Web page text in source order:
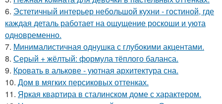
6. Эстетичный интерьер небольшой кухни - гостиной, где
каждая деталь работает на ощущение роскоши и уюта
одновременно.
7. Минималистичная однушка с глубокими акцентами.
8. Серый + жёлтый: формула тёплого баланса.
9. Кровать в алькове - уютная архитектура сна.
10. Дом в мягких персиковых оттенках.
11. Яркая квартира в сталинском доме с характером.